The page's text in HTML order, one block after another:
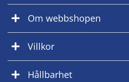
Om webbshopen
Villkor
Hållbarhet